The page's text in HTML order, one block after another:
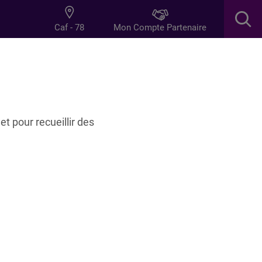
pour recueillir des
Caf - 78 Mon Compte Partenaire